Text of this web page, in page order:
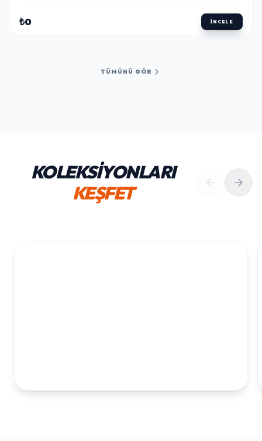
₺0 İNCELE
TÜMÜNÜ GÖR
KOLEKSİYONLARI
KEŞFET